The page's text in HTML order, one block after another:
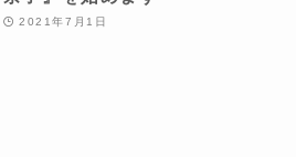
2021年7月1日